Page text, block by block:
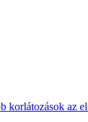
korlátozások az